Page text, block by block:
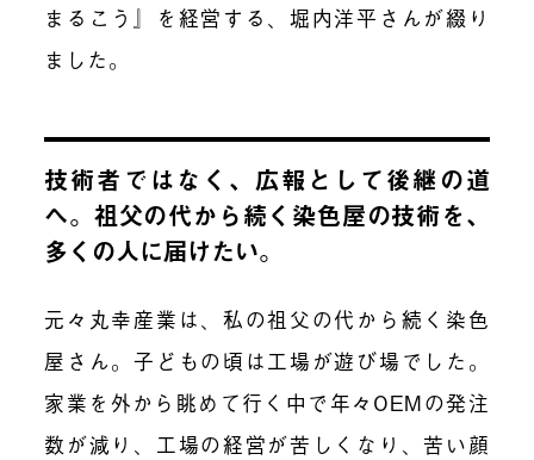
まるこう』を経営する、堀内洋平さんが綴り
ました。
技術者ではなく、広報として後継の道
へ。祖父の代から続く染色屋の技術を、
多くの人に届けたい。
元々丸幸産業は、私の祖父の代から続く染色
屋さん。子どもの頃は工場が遊び場でした。
家業を外から眺めて行く中で年々OEMの発注
数が減り、工場の経営が苦しくなり、苦い顔